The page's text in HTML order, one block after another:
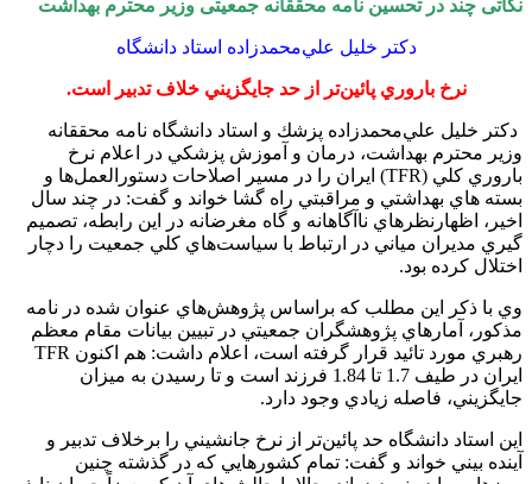
در
محترم
نکاتی چند در تحسین نامه محققانه جمعیتی وزير محترم بهداشت
دكتر خليل علي‌محمدزاده استاد دانشگاه
نرخ باروري پائين‌تر از حد جايگزيني خلاف تدبير است.
دكتر خليل علي‌محمدزاده پزشك و استاد دانشگاه نامه محققانه
وزير محترم بهداشت، درمان و آموزش پزشكي در اعلام نرخ
باروري كلي (TFR) ايران را در مسير اصلاحات دستورالعمل‌ها و
بسته هاي بهداشتي و مراقبتي راه گشا خواند و گفت: در چند سال
اخير، اظهارنظرهاي ناآگاهانه و گاه مغرضانه در اين رابطه، تصميم
گيري مديران مياني در ارتباط با سياست‌هاي كلي جمعيت را دچار
اختلال كرده بود.
وي با ذكر اين مطلب كه براساس پژوهش‌هاي عنوان شده در نامه
مذكور، آمارهاي پژوهشگران جمعيتي در تبيين بيانات مقام معظم
رهبري مورد تائيد قرار گرفته است، اعلام داشت: هم اكنون TFR
ايران در طيف 1.7 تا 1.84 فرزند است و تا رسيدن به ميزان
جايگزيني، فاصله زيادي وجود دارد.
اين استاد دانشگاه حد پائين‌تر از نرخ جانشيني را برخلاف تدبير و
آينده بيني خواند و گفت: تمام كشورهايي كه در گذشته چنين